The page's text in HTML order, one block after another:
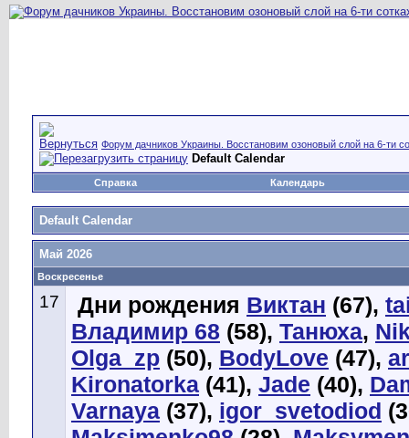
Форум дачников Украины. Восстановим озоновый слой на 6-ти
Default Calendar
Справка Календарь
Default Calendar
Май 2026
Воскресенье
17 Дни рождения Виктан (67),
Владимир 68 (58), Танюха,
Olga_zp (50), BodyLove (47),
Kironatorka (41), Jade (40),
Varnaya (37), igor_svetodiod